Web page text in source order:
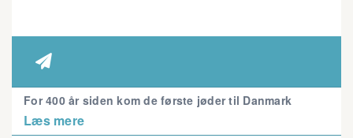

For 400 år siden kom de første jøder til Danmark
Læs mere